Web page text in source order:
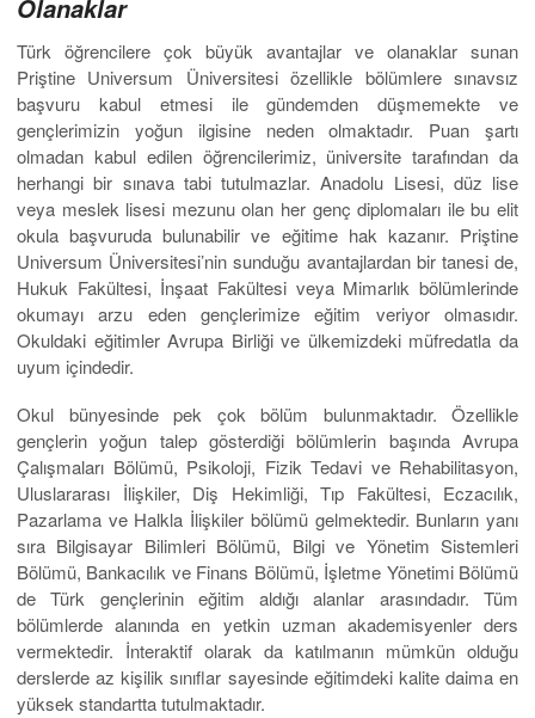
Olanaklar
Türk öğrencilere çok büyük avantajlar ve olanaklar sunan
Priştine Universum Üniversitesi özellikle bölümlere sınavsız
başvuru kabul etmesi ile gündemden düşmemekte ve
gençlerimizin yoğun ilgisine neden olmaktadır. Puan şartı
olmadan kabul edilen öğrencilerimiz, üniversite tarafından da
herhangi bir sınava tabi tutulmazlar. Anadolu Lisesi, düz lise
veya meslek lisesi mezunu olan her genç diplomaları ile bu elit
okula başvuruda bulunabilir ve eğitime hak kazanır. Priştine
Universum Üniversitesi’nin sunduğu avantajlardan bir tanesi de,
Hukuk Fakültesi, İnşaat Fakültesi veya Mimarlık bölümlerinde
okumayı arzu eden gençlerimize eğitim veriyor olmasıdır.
Okuldaki eğitimler Avrupa Birliği ve ülkemizdeki müfredatla da
uyum içindedir.
Okul bünyesinde pek çok bölüm bulunmaktadır. Özellikle
gençlerin yoğun talep gösterdiği bölümlerin başında Avrupa
Çalışmaları Bölümü, Psikoloji, Fizik Tedavi ve Rehabilitasyon,
Uluslararası İlişkiler, Diş Hekimliği, Tıp Fakültesi, Eczacılık,
Pazarlama ve Halkla İlişkiler bölümü gelmektedir. Bunların yanı
sıra Bilgisayar Bilimleri Bölümü, Bilgi ve Yönetim Sistemleri
Bölümü, Bankacılık ve Finans Bölümü, İşletme Yönetimi Bölümü
de Türk gençlerinin eğitim aldığı alanlar arasındadır. Tüm
bölümlerde alanında en yetkin uzman akademisyenler ders
vermektedir. İnteraktif olarak da katılmanın mümkün olduğu
derslerde az kişilik sınıflar sayesinde eğitimdeki kalite daima en
yüksek standartta tutulmaktadır.